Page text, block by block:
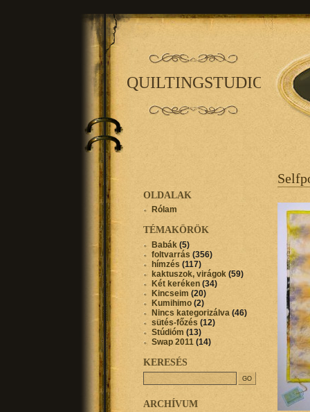
QUILTINGSTUDIO
OLDALAK
Rólam
TÉMAKÖRÖK
Babák (5)
foltvarrás (356)
hímzés (117)
kaktuszok, virágok (59)
Két keréken (34)
Kincseim (20)
Kumihimo (2)
Nincs kategorizálva (46)
sütés-főzés (12)
Stúdióm (13)
Swap 2011 (14)
KERESÉS
ARCHÍVUM